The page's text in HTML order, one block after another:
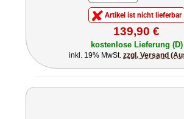
Artikel ist nicht lieferbar
139,90 €
kostenlose Lieferung (D)
inkl. 19% MwSt. zzgl. Versand